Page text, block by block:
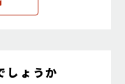
しょうか